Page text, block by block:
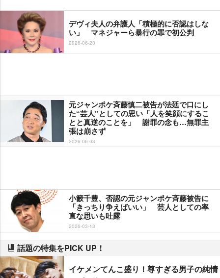
デヴィ夫人の弁護人「積極的に否認はしな
い」 マネジャーら暴行の罪で初公判
2026-06-23
元ジャンポケ斉藤慎二被告が法廷で口にし
た“芸人”としての思い「人を笑顔にするこ
とと真逆のことを」 謝罪の念も…無罪主
張は崩さず
2026-06-03
小籔千豊、否認の元ジャンポケ斉藤被告に
「きっちり争えばいい」 芸人としての率
直な思いも吐露
2026-03-13
話題の特集をPICK UP！
イケメンてんこ盛り！尊すぎる男子の純情